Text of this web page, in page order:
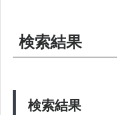
検索結果
検索結果